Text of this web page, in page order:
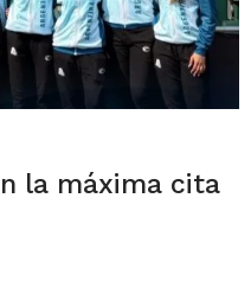
la máxima cita